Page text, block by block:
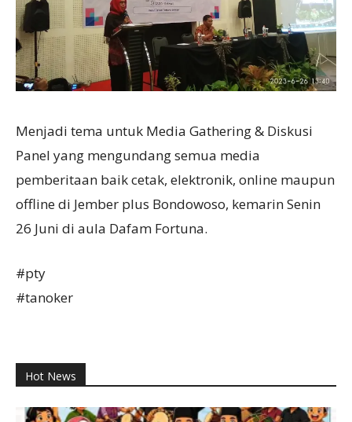
Menjadi tema untuk Media Gathering & Diskusi
Panel yang mengundang semua media
pemberitaan baik cetak, elektronik, online maupun
offline di Jember plus Bondowoso, kemarin Senin
26 Juni di aula Dafam Fortuna.
#pty
#tanoker
Hot News